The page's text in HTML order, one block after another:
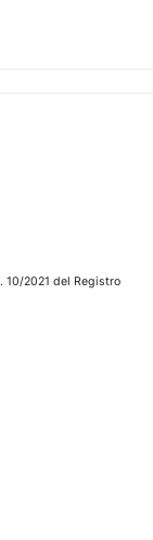
2021 del Registro